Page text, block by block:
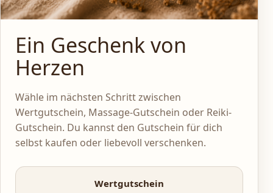
Ein Geschenk von
Herzen
Wähle im nächsten Schritt zwischen
Wertgutschein, Massage-Gutschein oder Reiki-
Gutschein. Du kannst den Gutschein für dich
selbst kaufen oder liebevoll verschenken.
Wertgutschein